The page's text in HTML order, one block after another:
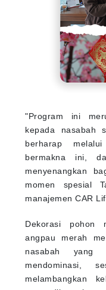
"Program ini
kepada nasabah
berharap
bermakna ini,
menyenangkan
momen spesial
manajemen CAR
Dekorasi pohon
angpau merah
nasabah yang
mendominasi,
melambangkan